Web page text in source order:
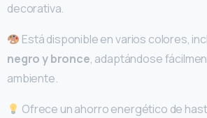
decorativa.
Está disponible en varios colores,
negro y bronce, adaptándose
ambiente.
Ofrece un ahorro energético de